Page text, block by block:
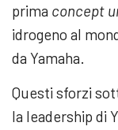
prima concept
idrogeno al
da Yamaha.
Questi sforzi
la leadership di